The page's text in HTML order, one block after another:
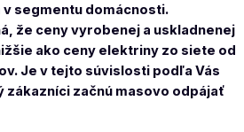
segmentu domácnosti.
že ceny vyrobenej a uskladnenej
ako ceny elektriny zo siete od
Je v tejto súvislosti podľa Vás
zákazníci začnú masovo odpájať